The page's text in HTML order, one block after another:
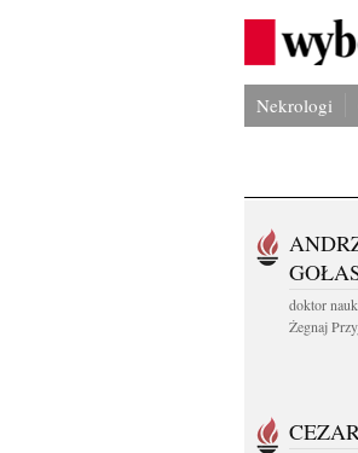
Nekrologi
doktor
Żegnaj